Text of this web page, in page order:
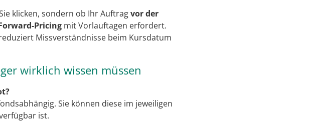
klicken, sondern ob Ihr Auftragvor der
Pricing mit Vorlauftagen erfordert.
Missverständnisse beim Kursdatum
wirklich wissen müssen
Sie können diese im jeweiligen
ist.